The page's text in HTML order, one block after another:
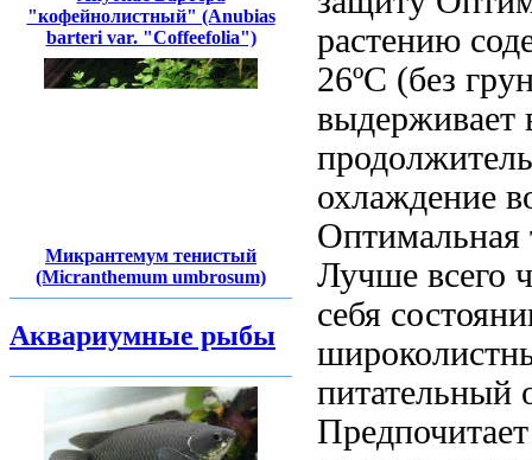
"кофейнолистный" (Anubias
barteri var. "Coffeefolia")
Микрантемум тенистый
(Micranthemum umbrosum)
Аквариумные рыбы
растению
26ºC (без
выдерживает
охлаждение
Оптимальная
Лучше всего
себя
питательный
Предпочитает